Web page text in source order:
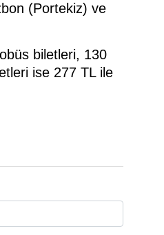
(Portekiz) ve
biletleri, 130
ise 277 TL ile